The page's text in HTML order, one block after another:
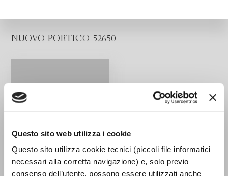
Questo sito web utilizza i cookie
Questo sito utilizza cookie tecnici (piccoli file informatici
necessari alla corretta navigazione) e, solo previo
consenso dell’utente, possono essere utilizzati anche
NUOVO PORTICO-52650